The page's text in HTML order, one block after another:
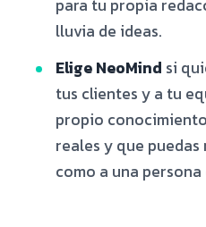
para tu propia
lluvia de ideas.
Elige NeoMind si
tus clientes y a tu
propio
reales y que
como a una